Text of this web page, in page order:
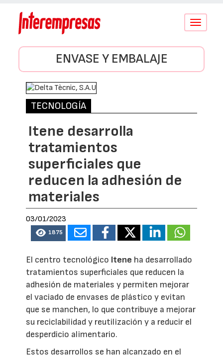
Conmutar
ENVASE Y EMBALAJE
TECNOLOGÍA
Itene desarrolla
tratamientos
superficiales que
reducen la adhesión de
materiales
03/01/2023
1875
El centro tecnológico Itene ha desarrollado
tratamientos superficiales que reducen la
adhesión de materiales y permiten mejorar
el vaciado de envases de plástico y evitan
que se manchen, lo que contribuye a mejorar
su reciclabilidad y reutilización y a reducir el
desperdicio alimentario.
Estos desarrollos se han alcanzado en el